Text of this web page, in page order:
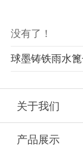
没有了！
球墨铸铁雨水
关于我们
产品展示